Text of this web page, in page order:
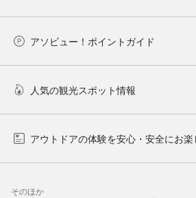
アソビュー！ポイントガイド
人気の観光スポット情報
アウトドアの体験を安心・安全にお
そのほか